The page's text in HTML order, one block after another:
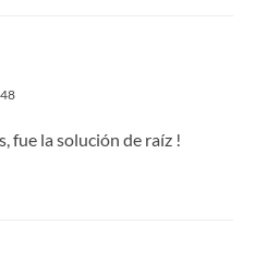
fue la solución de raíz !